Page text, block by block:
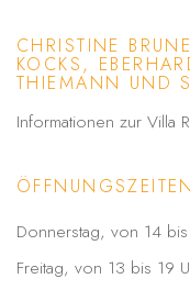
CHRISTINE
KOCKS,
THIEMANN UND
Informationen zur Villa
ÖFFNUNGSZEITEN
Donnerstag, von 14
Freitag, von 13 bis 19